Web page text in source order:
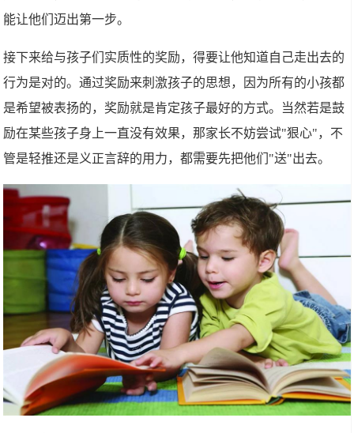
能让他们迈出第一步。
接下来给与孩子们实质性的奖励，得要让他知道自己走出去的
行为是对的。通过奖励来刺激孩子的思想，因为所有的小孩都
是希望被表扬的，奖励就是肯定孩子最好的方式。当然若是鼓
励在某些孩子身上一直没有效果，那家长不妨尝试"狠心"，不
管是轻推还是义正言辞的用力，都需要先把他们"送"出去。